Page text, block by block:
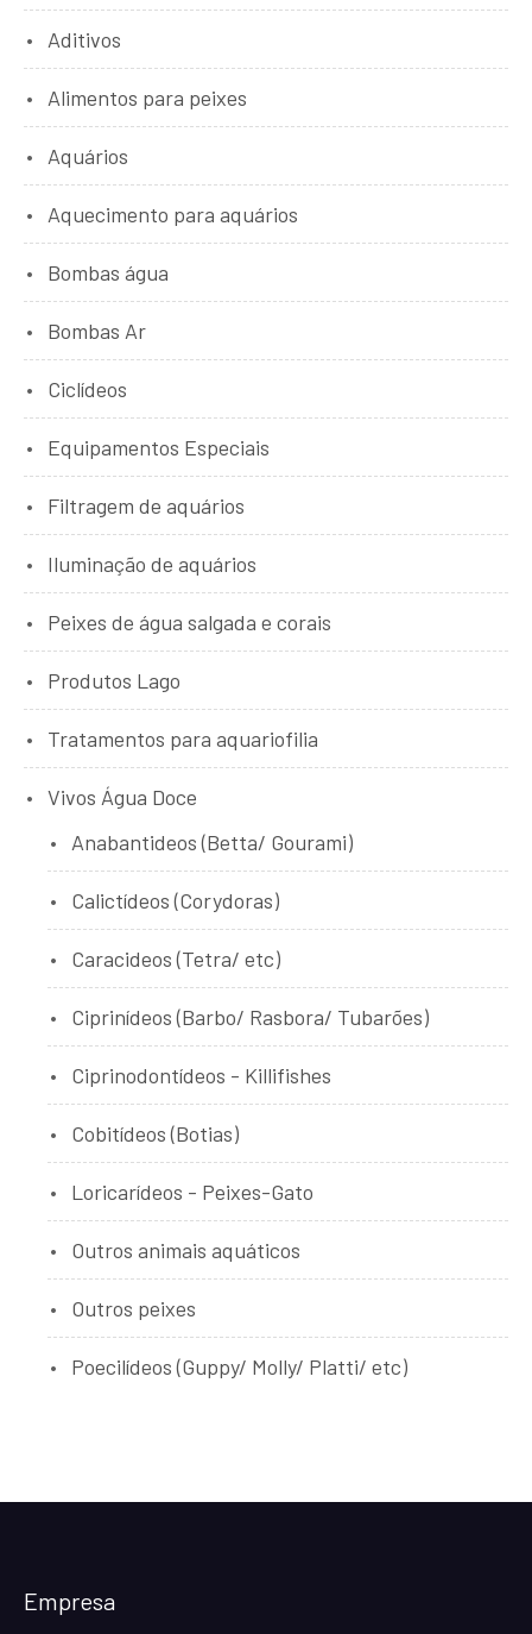
Aditivos
Alimentos para peixes
Aquários
Aquecimento para aquários
Bombas água
Bombas Ar
Ciclídeos
Equipamentos Especiais
Filtragem de aquários
Iluminação de aquários
Peixes de água salgada e corais
Produtos Lago
Tratamentos para aquariofilia
Vivos Água Doce
Anabantideos (Betta/ Gourami)
Calictídeos (Corydoras)
Caracideos (Tetra/ etc)
Ciprinídeos (Barbo/ Rasbora/ Tubarões)
Ciprinodontídeos - Killifishes
Cobitídeos (Botias)
Loricarídeos - Peixes-Gato
Outros animais aquáticos
Outros peixes
Poecilídeos (Guppy/ Molly/ Platti/ etc)
Empresa